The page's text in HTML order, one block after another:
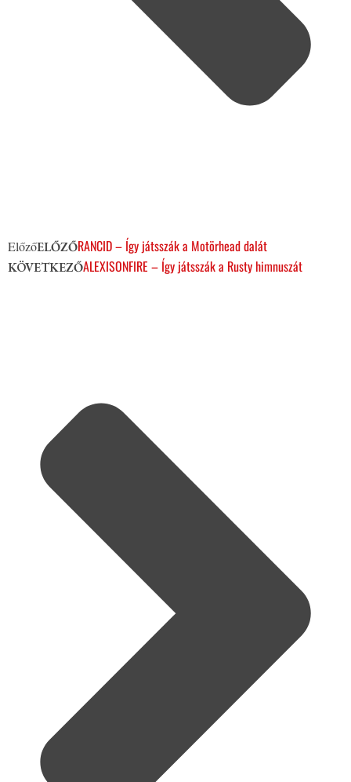
ElőzőELŐZŐRANCID – Így játsszák a Motörhead dalát
KÖVETKEZŐALEXISONFIRE – Így játsszák a Rusty himnuszát